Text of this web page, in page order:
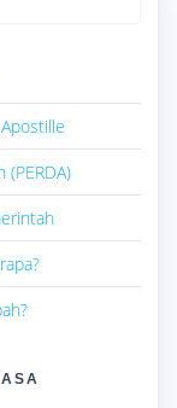
(PERDA)